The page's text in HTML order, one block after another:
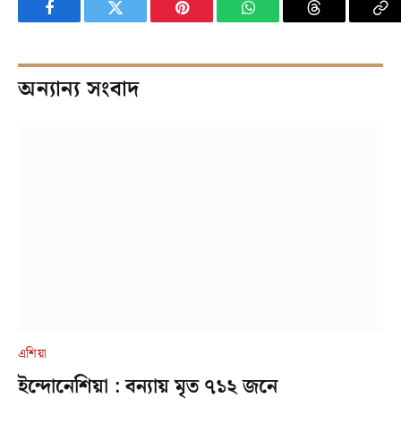
Facebook Twitter Pinterest WhatsAppThreads
অন্যান্য সংবাদ
এশিয়া
ইন্দোনেশিয়া : বন্যায় মৃত ৭১২ জনে